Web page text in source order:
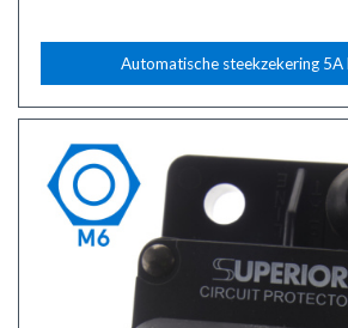
Automatische steekzekering 5A